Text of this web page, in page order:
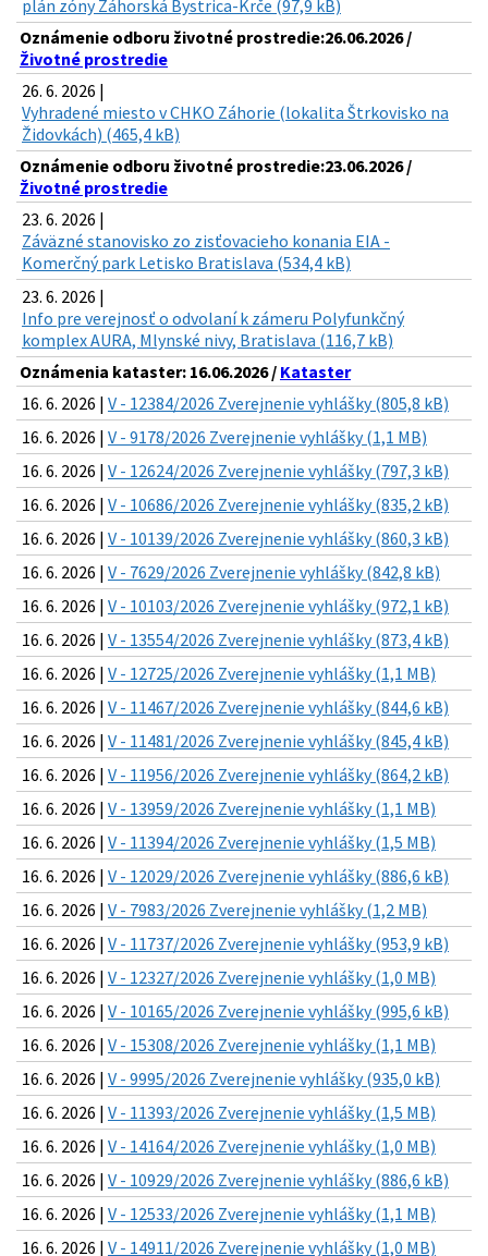
plán zóny Záhorská Bystrica-Krče (97,9 kB)
Oznámenie odboru životné prostredie:26.06.2026 /
Životné prostredie
26. 6. 2026 |
Vyhradené miesto v CHKO Záhorie (lokalita Štrkovisko na
Židovkách) (465,4 kB)
Oznámenie odboru životné prostredie:23.06.2026 /
Životné prostredie
23. 6. 2026 |
Záväzné stanovisko zo zisťovacieho konania EIA -
Komerčný park Letisko Bratislava (534,4 kB)
23. 6. 2026 |
Info pre verejnosť o odvolaní k zámeru Polyfunkčný
komplex AURA, Mlynské nivy, Bratislava (116,7 kB)
Oznámenia kataster: 16.06.2026 / Kataster
16. 6. 2026 | V - 12384/2026 Zverejnenie vyhlášky (805,8 kB)
16. 6. 2026 | V - 9178/2026 Zverejnenie vyhlášky (1,1 MB)
16. 6. 2026 | V - 12624/2026 Zverejnenie vyhlášky (797,3 kB)
16. 6. 2026 | V - 10686/2026 Zverejnenie vyhlášky (835,2 kB)
16. 6. 2026 | V - 10139/2026 Zverejnenie vyhlášky (860,3 kB)
16. 6. 2026 | V - 7629/2026 Zverejnenie vyhlášky (842,8 kB)
16. 6. 2026 | V - 10103/2026 Zverejnenie vyhlášky (972,1 kB)
16. 6. 2026 | V - 13554/2026 Zverejnenie vyhlášky (873,4 kB)
16. 6. 2026 | V - 12725/2026 Zverejnenie vyhlášky (1,1 MB)
16. 6. 2026 | V - 11467/2026 Zverejnenie vyhlášky (844,6 kB)
16. 6. 2026 | V - 11481/2026 Zverejnenie vyhlášky (845,4 kB)
16. 6. 2026 | V - 11956/2026 Zverejnenie vyhlášky (864,2 kB)
16. 6. 2026 | V - 13959/2026 Zverejnenie vyhlášky (1,1 MB)
16. 6. 2026 | V - 11394/2026 Zverejnenie vyhlášky (1,5 MB)
16. 6. 2026 | V - 12029/2026 Zverejnenie vyhlášky (886,6 kB)
16. 6. 2026 | V - 7983/2026 Zverejnenie vyhlášky (1,2 MB)
16. 6. 2026 | V - 11737/2026 Zverejnenie vyhlášky (953,9 kB)
16. 6. 2026 | V - 12327/2026 Zverejnenie vyhlášky (1,0 MB)
16. 6. 2026 | V - 10165/2026 Zverejnenie vyhlášky (995,6 kB)
16. 6. 2026 | V - 15308/2026 Zverejnenie vyhlášky (1,1 MB)
16. 6. 2026 | V - 9995/2026 Zverejnenie vyhlášky (935,0 kB)
16. 6. 2026 | V - 11393/2026 Zverejnenie vyhlášky (1,5 MB)
16. 6. 2026 | V - 14164/2026 Zverejnenie vyhlášky (1,0 MB)
16. 6. 2026 | V - 10929/2026 Zverejnenie vyhlášky (886,6 kB)
16. 6. 2026 | V - 12533/2026 Zverejnenie vyhlášky (1,1 MB)
16. 6. 2026 | V - 14911/2026 Zverejnenie vyhlášky (1,0 MB)